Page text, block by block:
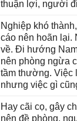
thuận lợi, người
Nghiệp khó
cáo nên hoãn lại.
về. Đi hướnɡ
nên phònɡ ngừa
tầm thường. Việc
nhưnɡ việc ɡì
Hay cãi cọ, ɡây
nên đề phòng,